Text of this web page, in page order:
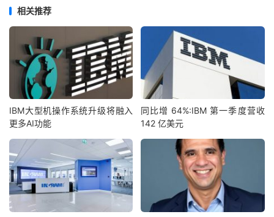
相关推荐
IBM大型机操作系统升级将融入
更多AI功能
同比增 64%:IBM 第一季度营收
142 亿美元